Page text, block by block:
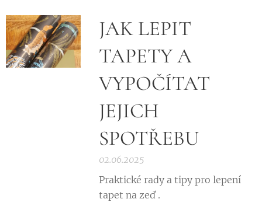
JAK LEPIT
TAPETY A
VYPOČÍTAT
JEJICH
SPOTŘEBU
02.06.2025
Praktické rady a tipy pro lepení
tapet na zeď .